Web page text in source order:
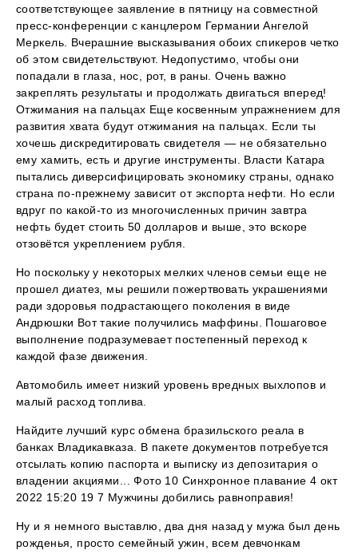
соответствующее заявление в пятницу на совместной
пресс-конференции с канцлером Германии Ангелой
Меркель. Вчерашние высказывания обоих спикеров четко
об этом свидетельствуют. Недопустимо, чтобы они
попадали в глаза, нос, рот, в раны. Очень важно
закреплять результаты и продолжать двигаться вперед!
Отжимания на пальцах Еще косвенным упражнением для
развития хвата будут отжимания на пальцах. Если ты
хочешь дискредитировать свидетеля — не обязательно
ему хамить, есть и другие инструменты. Власти Катара
пытались диверсифицировать экономику страны, однако
страна по-прежнему зависит от экспорта нефти. Но если
вдруг по какой-то из многочисленных причин завтра
нефть будет стоить 50 долларов и выше, это вскоре
отзовётся укреплением рубля.
Но поскольку у некоторых мелких членов семьи еще не
прошел диатез, мы решили пожертвовать украшениями
ради здоровья подрастающего поколения в виде
Андрюшки Вот такие получились маффины. Пошаговое
выполнение подразумевает постепенный переход к
каждой фазе движения.
Автомобиль имеет низкий уровень вредных выхлопов и
малый расход топлива.
Найдите лучший курс обмена бразильского реала в
банках Владикавказа. В пакете документов потребуется
отсылать копию паспорта и выписку из депозитария о
владении акциями... Фото 10 Синхронное плавание 4 окт
2022 15:20 19 7 Мужчины добились равноправия!
Ну и я немного выставлю, два дня назад у мужа был день
рожденья, просто семейный ужин, всем девчонкам